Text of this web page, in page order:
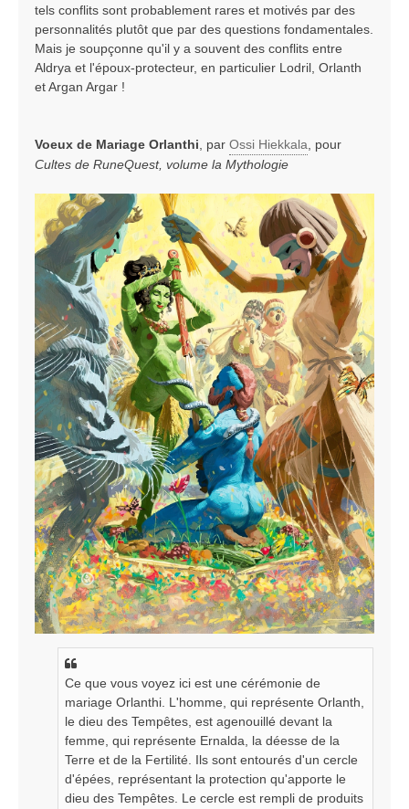
tels conflits sont probablement rares et motivés par des
personnalités plutôt que par des questions fondamentales.
Mais je soupçonne qu'il y a souvent des conflits entre
Aldrya et l'époux-protecteur, en particulier Lodril, Orlanth
et Argan Argar !
Voeux de Mariage Orlanthi , par Ossi Hiekkala , pour
Cultes de RuneQuest, volume la Mythologie
Ce que vous voyez ici est une cérémonie de
mariage Orlanthi. L'homme, qui représente Orlanth,
le dieu des Tempêtes, est agenouillé devant la
femme, qui représente Ernalda, la déesse de la
Terre et de la Fertilité. Ils sont entourés d'un cercle
d'épées, représentant la protection qu'apporte le
dieu des Tempêtes. Le cercle est rempli de produits